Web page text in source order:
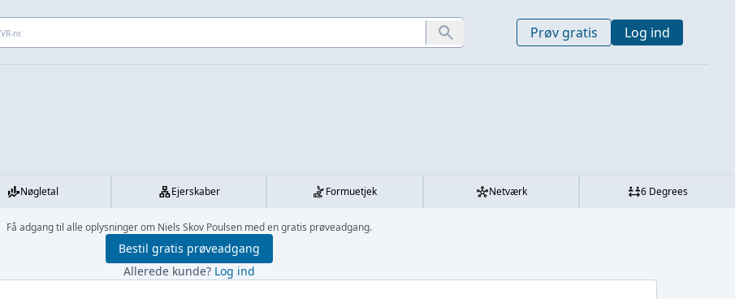
Prøv gratis Log ind
Nøgletal Ejerskaber Formuetjek Netværk 6 Degrees
Få adgang til alle oplysninger om Niels Skov Poulsen med en gratis prøveadgang.
Bestil gratis prøveadgang
Allerede kunde? Log ind